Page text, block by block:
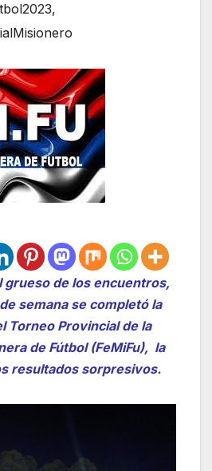
,
grueso de los encuentros,
semana se completó la
Torneo Provincial de la
de Fútbol (FeMiFu), la
resultados sorpresivos.